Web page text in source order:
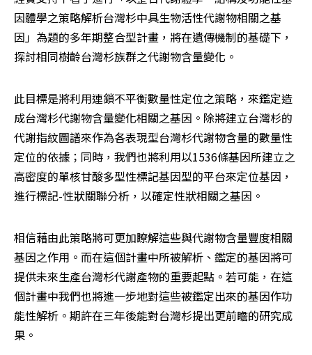
因體學之策略解析台灣杉中具生物活性代謝物相關之基
因」為題的多年期整合型計畫，將在遺傳機制的基礎下，
探討相同樹齡台灣杉族群之代謝物含量變化。
此目標是將利用連鎖不平衡數量性定位之策略，來鑑定造
成台灣杉代謝物含量變化相關之基因。除將建立台灣杉的
代謝指紋圖譜來作為各表現型台灣杉代謝物含量的數量性
定位的依據；同時，我們也將利用以1536條基因所建立之
高密度的單核甘酸多型性標記基因型的平台來定位基因，
進行標記-性狀關聯分析，以確定性狀相關之基因。
相信藉由此策略將可更加瞭解這些與代謝物含量豐度相關
基因之作用。而在這個計畫中所被解析、鑑定的基因將可
提供未來生產台灣杉代謝產物的重要起點。若可能，在這
個計畫中我們也將進一步地對這些被鑑定出來的基因作功
能性解析。期許在三年後能對台灣杉提出更前瞻的研究成
果。